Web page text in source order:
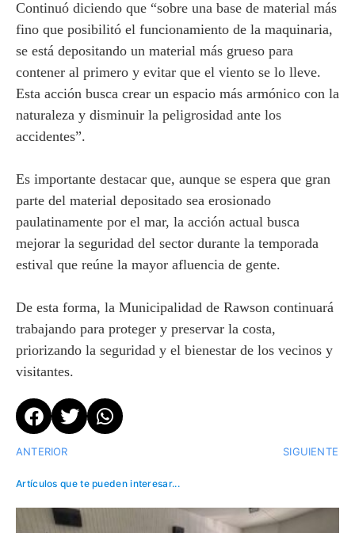
Continuó diciendo que “sobre una base de material más
fino que posibilitó el funcionamiento de la maquinaria,
se está depositando un material más grueso para
contener al primero y evitar que el viento se lo lleve.
Esta acción busca crear un espacio más armónico con la
naturaleza y disminuir la peligrosidad ante los
accidentes”.
Es importante destacar que, aunque se espera que gran
parte del material depositado sea erosionado
paulatinamente por el mar, la acción actual busca
mejorar la seguridad del sector durante la temporada
estival que reúne la mayor afluencia de gente.
De esta forma, la Municipalidad de Rawson continuará
trabajando para proteger y preservar la costa,
priorizando la seguridad y el bienestar de los vecinos y
visitantes.
ANTERIOR SIGUIENTE
Artículos que te pueden interesar...